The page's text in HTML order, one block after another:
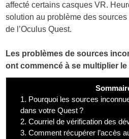
affecté certains casques VR.
solution au problème des
de l’Oculus Quest.
Les problèmes de sources
ont commencé à se multiplier le
1. Pourquoi les sources
dans votre Quest ?
2. Courriel de vérification des
3. Comment récupérer l’accès